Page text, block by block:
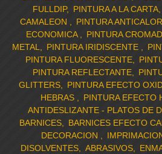
FULLDIP
PINTURA A LA CARTA
CAMALEON
PINTURA
ECONOMICA
PINTURA
METAL
PINTURA IRIDISCENTE
PINTURA FLUORESCENTE
PINTURA REFLECTANTE
GLITTERS
PINTURA EFECTO
HEBRAS
PINTURA EFECTO
ANTIDESLIZANTE - PLATOS DE
BARNICES
BARNICES EFECTO
DECORACION
DISOLVENTES
ABRASIVOS